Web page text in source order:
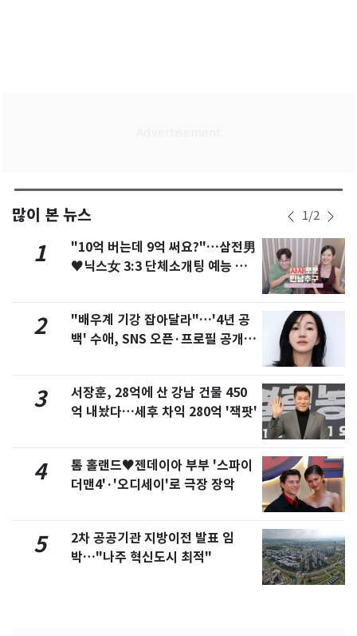
많이 본 뉴스 1/2
1
"10억 버는데 9억 써요?"…삼전男
♥닉스女 3:3 단체소개팅 예능 화
2
"배우계 기강 잡아달라"…'4년 공
백' 수애, SNS 오픈·프로필 공개
3
서장훈, 28억에 산 강남 건물 450
억 내놨다…세후 차익 280억 '잭팟'
4
톰 홀랜드♥젠데이아 부부 '스파이
더맨4'·'오디세이'로 극장 장악
5
2차 공공기관 지방이전 발표 임
박…"나주 혁신도시 최적"